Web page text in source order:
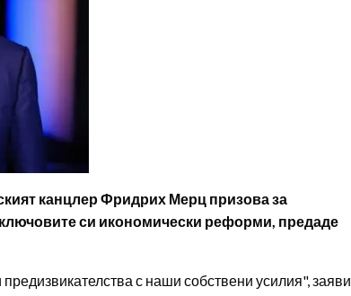
канцлер Фридрих Мерц призова за
си икономически реформи, предаде
с наши собствени усилия", заяви